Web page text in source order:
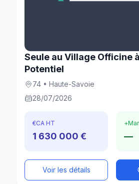
Seule au Village Officine
Potentiel
74 • Haute-Savoie
28/07/2026
€CA HT
1 630 000 €
+
—
Voir les détails